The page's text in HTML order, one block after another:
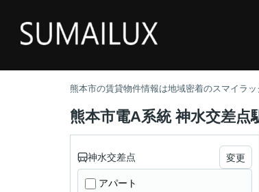
熊本市の賃貸物件情報は地域密着のスマイラッ
熊本市電A系統 神水交差点
神水交差点 変更
アパート